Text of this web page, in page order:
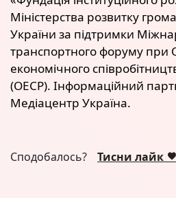
Міністерства розвитку
України за підтримки
транспортного форуму при
економічного
(ОЕСР). Інформаційний
Медіацентр Україна.
Сподобалось? Тисни лайк